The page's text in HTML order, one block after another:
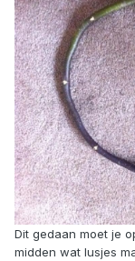
Dit gedaan moet je
midden wat lusjes